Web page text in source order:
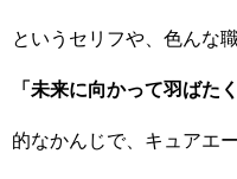
というセリフや、色んな
「未来に向かって羽ばたく
的なかんじで、キュアエ